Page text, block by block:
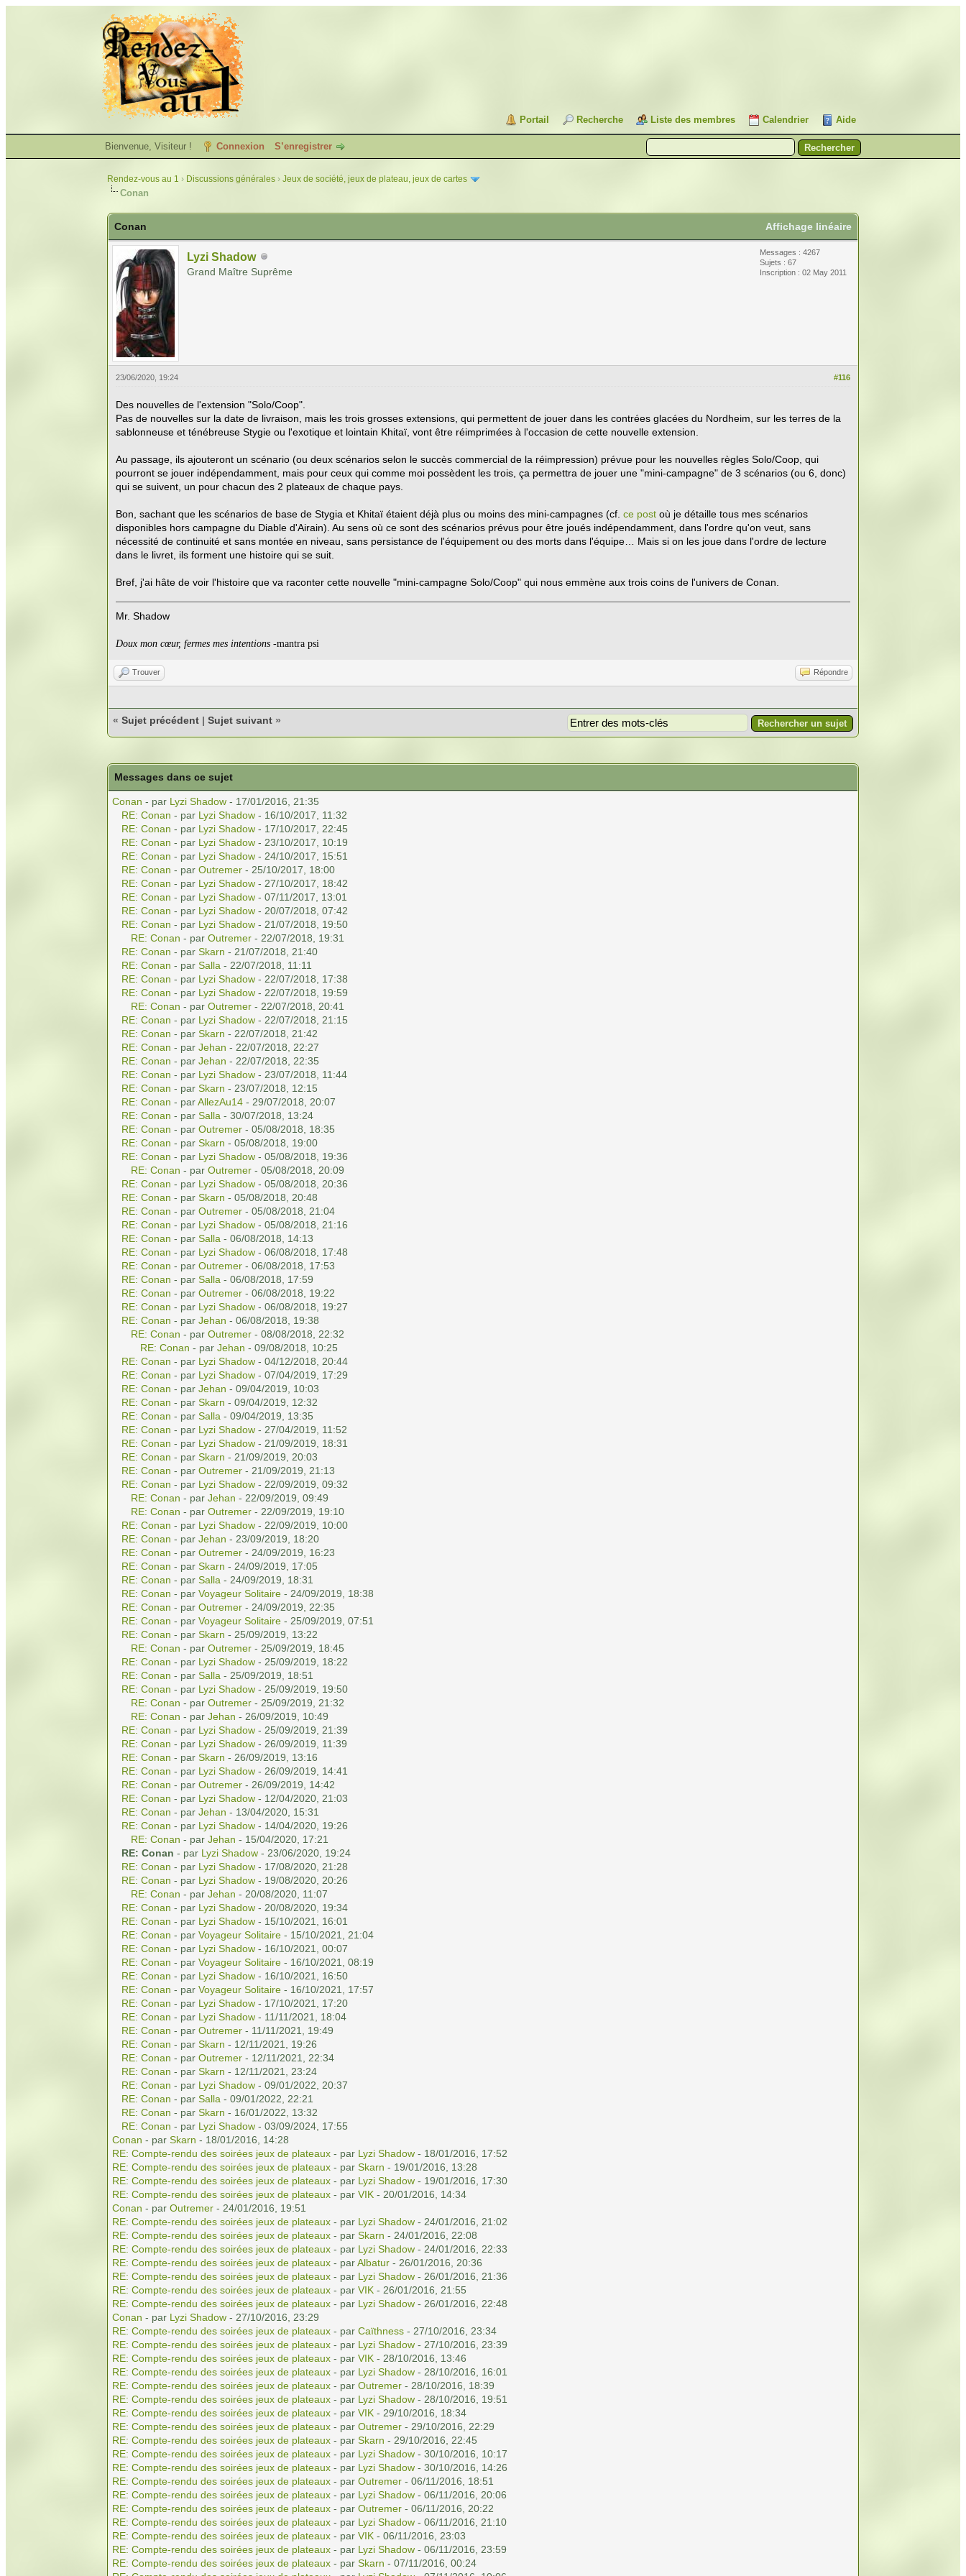
Portail Recherche Liste des membres Calendrier Aide
Bienvenue, Visiteur ! Connexion S’enregistrer
Rendez-vous au 1 › Discussions générales› Jeux de société, jeux de plateau, jeux de cartes
Conan
Affichage linéaire
Conan
Lyzi Shadow
Grand Maître Suprême
Messages : 4267
Sujets : 67
Inscription : 02 May 2011
#116
23/06/2020, 19:24
Des nouvelles de l'extension "Solo/Coop".
Pas de nouvelles sur la date de livraison, mais les trois grosses extensions, qui permettent de jouer dans les contrées glacées du Nordheim, sur les terres de la
sablonneuse et ténébreuse Stygie ou l'exotique et lointain Khitaï, vont être réimprimées à l'occasion de cette nouvelle extension.
Au passage, ils ajouteront un scénario (ou deux scénarios selon le succès commercial de la réimpression) prévue pour les nouvelles règles Solo/Coop, qui
pourront se jouer indépendamment, mais pour ceux qui comme moi possèdent les trois, ça permettra de jouer une "mini-campagne" de 3 scénarios (ou 6, donc)
qui se suivent, un pour chacun des 2 plateaux de chaque pays.
Bon, sachant que les scénarios de base de Stygia et Khitaï étaient déjà plus ou moins des mini-campagnes (cf. ce postoù je détaille tous mes scénarios
disponibles hors campagne du Diable d'Airain). Au sens où ce sont des scénarios prévus pour être joués indépendamment, dans l'ordre qu'on veut, sans
nécessité de continuité et sans montée en niveau, sans persistance de l'équipement ou des morts dans l'équipe… Mais si on les joue dans l'ordre de lecture
dans le livret, ils forment une histoire qui se suit.
Bref, j'ai hâte de voir l'histoire que va raconter cette nouvelle "mini-campagne Solo/Coop" qui nous emmène aux trois coins de l'univers de Conan.
Mr. Shadow
Doux mon cœur, fermes mes intentions -mantra psi
Trouver Répondre
« Sujet précédent| Sujet suivant»
Messages dans ce sujet
Conan - par Lyzi Shadow- 17/01/2016, 21:35
RE: Conan - par Lyzi Shadow- 16/10/2017, 11:32
RE: Conan - par Lyzi Shadow- 17/10/2017, 22:45
RE: Conan - par Lyzi Shadow- 23/10/2017, 10:19
RE: Conan - par Lyzi Shadow- 24/10/2017, 15:51
RE: Conan - par Outremer- 25/10/2017, 18:00
RE: Conan - par Lyzi Shadow- 27/10/2017, 18:42
RE: Conan - par Lyzi Shadow- 07/11/2017, 13:01
RE: Conan - par Lyzi Shadow- 20/07/2018, 07:42
RE: Conan - par Lyzi Shadow- 21/07/2018, 19:50
RE: Conan - par Outremer- 22/07/2018, 19:31
RE: Conan - par Skarn - 21/07/2018, 21:40
RE: Conan - par Salla - 22/07/2018, 11:11
RE: Conan - par Lyzi Shadow- 22/07/2018, 17:38
RE: Conan - par Lyzi Shadow- 22/07/2018, 19:59
RE: Conan - par Outremer- 22/07/2018, 20:41
RE: Conan - par Lyzi Shadow- 22/07/2018, 21:15
RE: Conan - par Skarn - 22/07/2018, 21:42
RE: Conan - par Jehan - 22/07/2018, 22:27
RE: Conan - par Jehan - 22/07/2018, 22:35
RE: Conan - par Lyzi Shadow- 23/07/2018, 11:44
RE: Conan - par Skarn - 23/07/2018, 12:15
RE: Conan - parAllezAu14- 29/07/2018, 20:07
RE: Conan - par Salla - 30/07/2018, 13:24
RE: Conan - par Outremer- 05/08/2018, 18:35
RE: Conan - par Skarn - 05/08/2018, 19:00
RE: Conan - par Lyzi Shadow- 05/08/2018, 19:36
RE: Conan - par Outremer- 05/08/2018, 20:09
RE: Conan - par Lyzi Shadow- 05/08/2018, 20:36
RE: Conan - par Skarn - 05/08/2018, 20:48
RE: Conan - par Outremer- 05/08/2018, 21:04
RE: Conan - par Lyzi Shadow- 05/08/2018, 21:16
RE: Conan - par Salla - 06/08/2018, 14:13
RE: Conan - par Lyzi Shadow- 06/08/2018, 17:48
RE: Conan - par Outremer- 06/08/2018, 17:53
RE: Conan - par Salla - 06/08/2018, 17:59
RE: Conan - par Outremer- 06/08/2018, 19:22
RE: Conan - par Lyzi Shadow- 06/08/2018, 19:27
RE: Conan - par Jehan - 06/08/2018, 19:38
RE: Conan - par Outremer- 08/08/2018, 22:32
RE: Conan - par Jehan - 09/08/2018, 10:25
RE: Conan - par Lyzi Shadow- 04/12/2018, 20:44
RE: Conan - par Lyzi Shadow- 07/04/2019, 17:29
RE: Conan - par Jehan - 09/04/2019, 10:03
RE: Conan - par Skarn - 09/04/2019, 12:32
RE: Conan - par Salla - 09/04/2019, 13:35
RE: Conan - par Lyzi Shadow- 27/04/2019, 11:52
RE: Conan - par Lyzi Shadow- 21/09/2019, 18:31
RE: Conan - par Skarn - 21/09/2019, 20:03
RE: Conan - par Outremer- 21/09/2019, 21:13
RE: Conan - par Lyzi Shadow- 22/09/2019, 09:32
RE: Conan - par Jehan - 22/09/2019, 09:49
RE: Conan - par Outremer- 22/09/2019, 19:10
RE: Conan - par Lyzi Shadow- 22/09/2019, 10:00
RE: Conan - par Jehan - 23/09/2019, 18:20
RE: Conan - par Outremer- 24/09/2019, 16:23
RE: Conan - par Skarn - 24/09/2019, 17:05
RE: Conan - par Salla - 24/09/2019, 18:31
RE: Conan - par Voyageur Solitaire- 24/09/2019, 18:38
RE: Conan - par Outremer- 24/09/2019, 22:35
RE: Conan - par Voyageur Solitaire- 25/09/2019, 07:51
RE: Conan - par Skarn - 25/09/2019, 13:22
RE: Conan - par Outremer- 25/09/2019, 18:45
RE: Conan - par Lyzi Shadow- 25/09/2019, 18:22
RE: Conan - par Salla - 25/09/2019, 18:51
RE: Conan - par Lyzi Shadow- 25/09/2019, 19:50
RE: Conan - par Outremer- 25/09/2019, 21:32
RE: Conan - par Jehan - 26/09/2019, 10:49
RE: Conan - par Lyzi Shadow- 25/09/2019, 21:39
RE: Conan - par Lyzi Shadow- 26/09/2019, 11:39
RE: Conan - par Skarn - 26/09/2019, 13:16
RE: Conan - par Lyzi Shadow- 26/09/2019, 14:41
RE: Conan - par Outremer- 26/09/2019, 14:42
RE: Conan - par Lyzi Shadow- 12/04/2020, 21:03
RE: Conan - par Jehan - 13/04/2020, 15:31
RE: Conan - par Lyzi Shadow- 14/04/2020, 19:26
RE: Conan - par Jehan - 15/04/2020, 17:21
RE: Conan - par Lyzi Shadow- 23/06/2020, 19:24
RE: Conan - par Lyzi Shadow- 17/08/2020, 21:28
RE: Conan - par Lyzi Shadow- 19/08/2020, 20:26
RE: Conan - par Jehan - 20/08/2020, 11:07
RE: Conan - par Lyzi Shadow- 20/08/2020, 19:34
RE: Conan - par Lyzi Shadow- 15/10/2021, 16:01
RE: Conan - par Voyageur Solitaire- 15/10/2021, 21:04
RE: Conan - par Lyzi Shadow- 16/10/2021, 00:07
RE: Conan - par Voyageur Solitaire- 16/10/2021, 08:19
RE: Conan - par Lyzi Shadow- 16/10/2021, 16:50
RE: Conan - par Voyageur Solitaire- 16/10/2021, 17:57
RE: Conan - par Lyzi Shadow- 17/10/2021, 17:20
RE: Conan - par Lyzi Shadow- 11/11/2021, 18:04
RE: Conan - par Outremer- 11/11/2021, 19:49
RE: Conan - par Skarn - 12/11/2021, 19:26
RE: Conan - par Outremer- 12/11/2021, 22:34
RE: Conan - par Skarn - 12/11/2021, 23:24
RE: Conan - par Lyzi Shadow- 09/01/2022, 20:37
RE: Conan - par Salla - 09/01/2022, 22:21
RE: Conan - par Skarn - 16/01/2022, 13:32
RE: Conan - par Lyzi Shadow- 03/09/2024, 17:55
Conan - par Skarn - 18/01/2016, 14:28
RE: Compte-rendu des soirées jeux de plateaux - par Lyzi Shadow- 18/01/2016, 17:52
RE: Compte-rendu des soirées jeux de plateaux - par Skarn - 19/01/2016, 13:28
RE: Compte-rendu des soirées jeux de plateaux - par Lyzi Shadow- 19/01/2016, 17:30
RE: Compte-rendu des soirées jeux de plateaux - par VIK- 20/01/2016, 14:34
Conan - par Outremer- 24/01/2016, 19:51
RE: Compte-rendu des soirées jeux de plateaux - par Lyzi Shadow- 24/01/2016, 21:02
RE: Compte-rendu des soirées jeux de plateaux - par Skarn - 24/01/2016, 22:08
RE: Compte-rendu des soirées jeux de plateaux - par Lyzi Shadow- 24/01/2016, 22:33
RE: Compte-rendu des soirées jeux de plateaux - parAlbatur- 26/01/2016, 20:36
RE: Compte-rendu des soirées jeux de plateaux - par Lyzi Shadow- 26/01/2016, 21:36
RE: Compte-rendu des soirées jeux de plateaux - par VIK- 26/01/2016, 21:55
RE: Compte-rendu des soirées jeux de plateaux - par Lyzi Shadow- 26/01/2016, 22:48
Conan - par Lyzi Shadow- 27/10/2016, 23:29
RE: Compte-rendu des soirées jeux de plateaux - par Caïthness- 27/10/2016, 23:34
RE: Compte-rendu des soirées jeux de plateaux - par Lyzi Shadow- 27/10/2016, 23:39
RE: Compte-rendu des soirées jeux de plateaux - par VIK- 28/10/2016, 13:46
RE: Compte-rendu des soirées jeux de plateaux - par Lyzi Shadow- 28/10/2016, 16:01
RE: Compte-rendu des soirées jeux de plateaux - par Outremer- 28/10/2016, 18:39
RE: Compte-rendu des soirées jeux de plateaux - par Lyzi Shadow- 28/10/2016, 19:51
RE: Compte-rendu des soirées jeux de plateaux - par VIK- 29/10/2016, 18:34
RE: Compte-rendu des soirées jeux de plateaux - par Outremer- 29/10/2016, 22:29
RE: Compte-rendu des soirées jeux de plateaux - par Skarn - 29/10/2016, 22:45
RE: Compte-rendu des soirées jeux de plateaux - par Lyzi Shadow- 30/10/2016, 10:17
RE: Compte-rendu des soirées jeux de plateaux - par Lyzi Shadow- 30/10/2016, 14:26
RE: Compte-rendu des soirées jeux de plateaux - par Outremer- 06/11/2016, 18:51
RE: Compte-rendu des soirées jeux de plateaux - par Lyzi Shadow- 06/11/2016, 20:06
RE: Compte-rendu des soirées jeux de plateaux - par Outremer- 06/11/2016, 20:22
RE: Compte-rendu des soirées jeux de plateaux - par Lyzi Shadow- 06/11/2016, 21:10
RE: Compte-rendu des soirées jeux de plateaux - par VIK- 06/11/2016, 23:03
RE: Compte-rendu des soirées jeux de plateaux - par Lyzi Shadow- 06/11/2016, 23:59
RE: Compte-rendu des soirées jeux de plateaux - par Skarn - 07/11/2016, 00:24